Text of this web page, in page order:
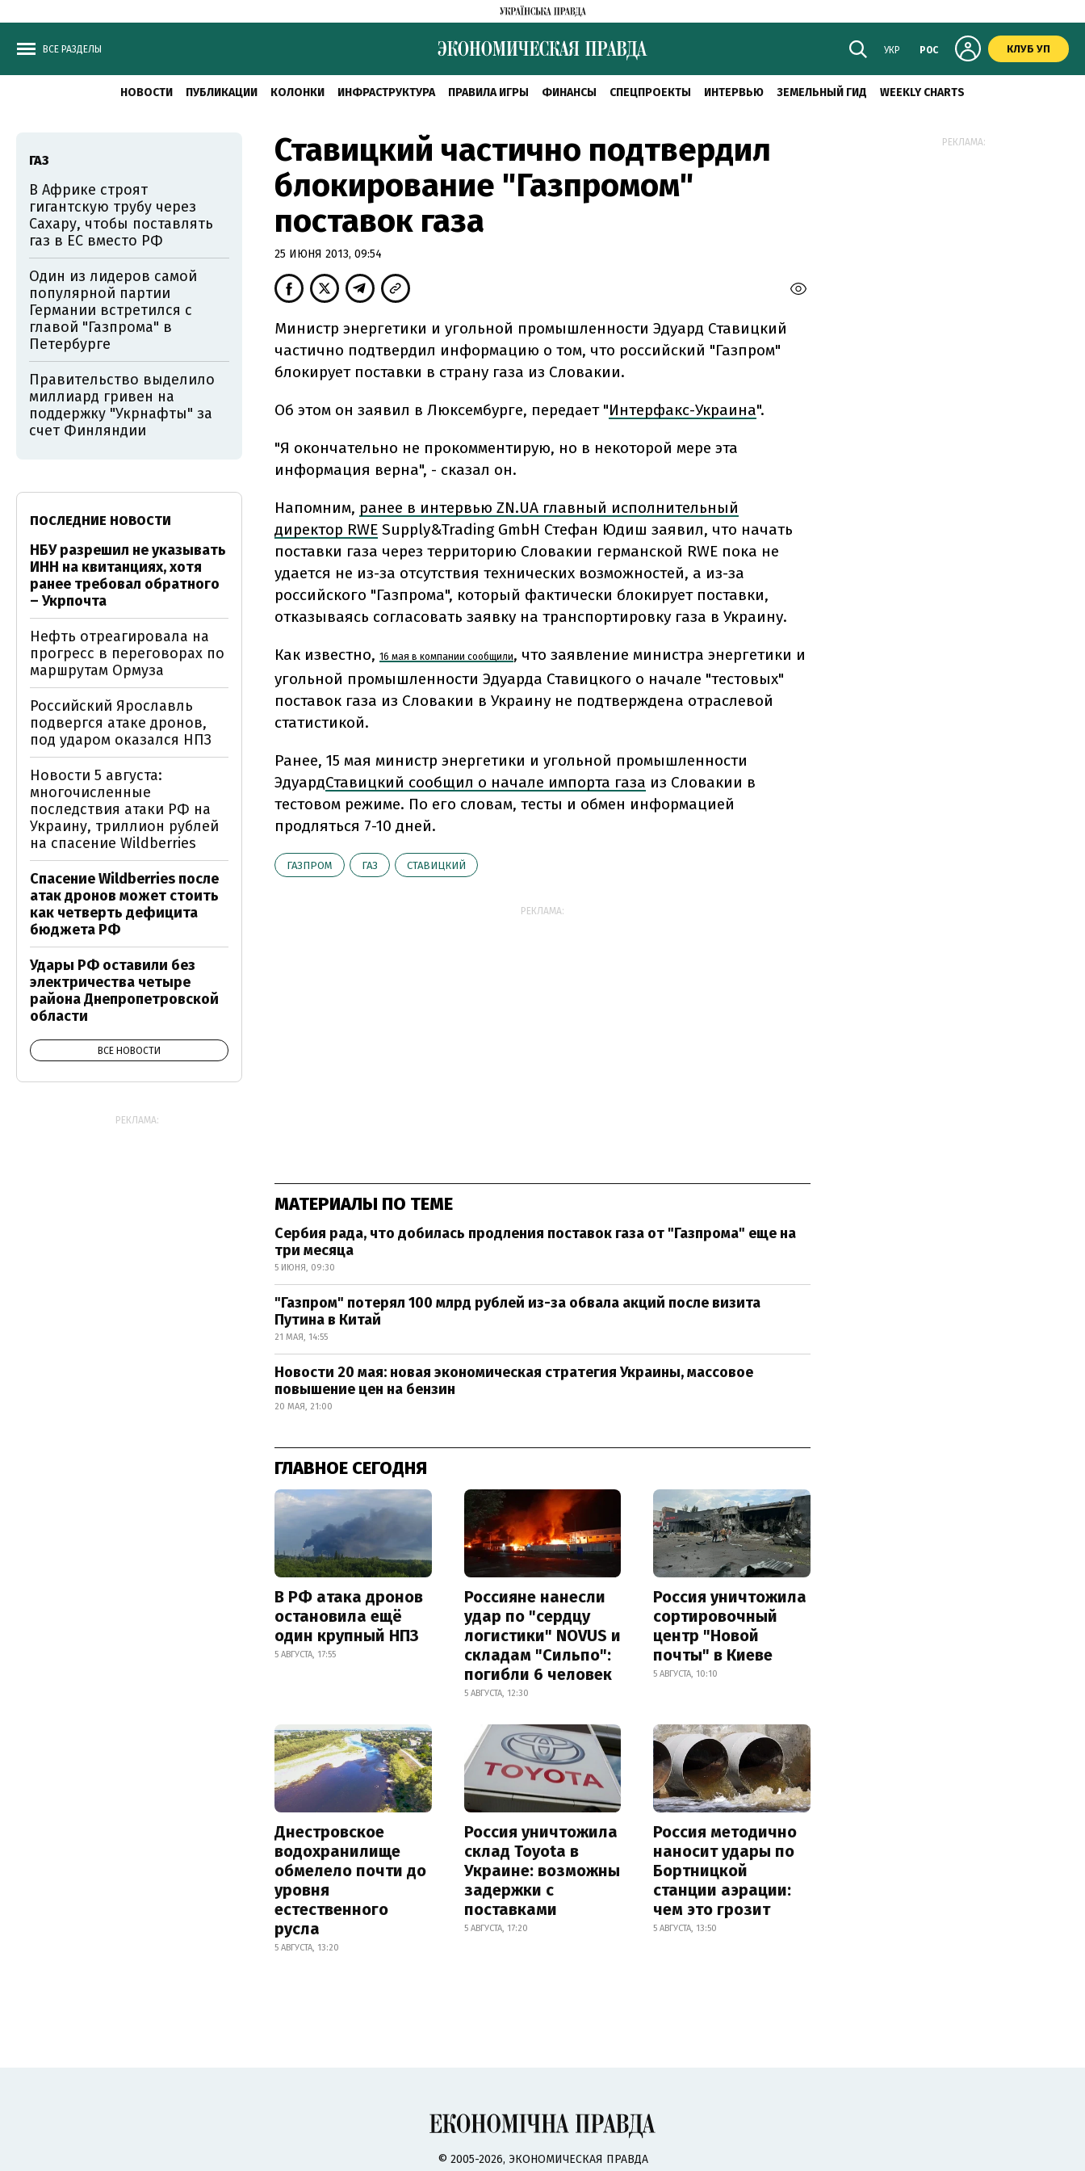
ВСЕ РАЗДЕЛЫ УКР РОС КЛУБ УП
НОВОСТИ ПУБЛИКАЦИИ КОЛОНКИ ИНФРАСТРУКТУРА ПРАВИЛА ИГРЫ ФИНАНСЫ СПЕЦПРОЕКТЫ ИНТЕРВЬЮ ЗЕМЕЛЬНЫЙ ГИД WEEKLY CHARTS
Ставицкий частично подтвердил
блокирование "Газпромом"
поставок газа
25 ИЮНЯ 2013, 09:54
Министр энергетики и угольной промышленности Эдуард Ставицкий
частично подтвердил информацию о том, что российский "Газпром"
блокирует поставки в страну газа из Словакии.
Об этом он заявил в Люксембурге, передает "Интерфакс-Украина".
"Я окончательно не прокомментирую, но в некоторой мере эта
информация верна", - сказал он.
Напомним, ранее в интервью ZN.UA главный исполнительный
директор RWE Supply&Trading GmbH Стефан Юдиш заявил, что начать
поставки газа через территорию Словакии германской RWE пока не
удается не из-за отсутствия технических возможностей, а из-за
российского "Газпрома", который фактически блокирует поставки,
отказываясь согласовать заявку на транспортировку газа в Украину.
Как известно, 16 мая в компании сообщили, что заявление министра энергетики и
угольной промышленности Эдуарда Ставицкого о начале "тестовых"
поставок газа из Словакии в Украину не подтверждена отраслевой
статистикой.
Ранее, 15 мая министр энергетики и угольной промышленности
ЭдуардСтавицкий сообщил о начале импорта газа из Словакии в
тестовом режиме. По его словам, тесты и обмен информацией
продляться 7-10 дней.
ГАЗПРОМ ГАЗ СТАВИЦКИЙ
РЕКЛАМА:
МАТЕРИАЛЫ ПО ТЕМЕ
Сербия рада, что добилась продления поставок газа от "Газпрома" еще на
три месяца
5 ИЮНЯ, 09:30
"Газпром" потерял 100 млрд рублей из-за обвала акций после визита
Путина в Китай
21 МАЯ, 14:55
Новости 20 мая: новая экономическая стратегия Украины, массовое
повышение цен на бензин
20 МАЯ, 21:00
ГЛАВНОЕ СЕГОДНЯ
В РФ атака дронов
остановила ещё
один крупный НПЗ
5 АВГУСТА, 17:55
Россияне нанесли
удар по "сердцу
логистики" NOVUS и
складам "Сильпо":
погибли 6 человек
5 АВГУСТА, 12:30
Россия уничтожила
сортировочный
центр "Новой
почты" в Киеве
5 АВГУСТА, 10:10
Днестровское
водохранилище
обмелело почти до
уровня
естественного
русла
5 АВГУСТА, 13:20
Россия уничтожила
склад Toyota в
Украине: возможны
задержки с
поставками
5 АВГУСТА, 17:20
Россия методично
наносит удары по
Бортницкой
станции аэрации:
чем это грозит
5 АВГУСТА, 13:50
ГАЗ
В Африке строят
гигантскую трубу через
Сахару, чтобы поставлять
газ в ЕС вместо РФ
Один из лидеров самой
популярной партии
Германии встретился с
главой "Газпрома" в
Петербурге
Правительство выделило
миллиард гривен на
поддержку "Укрнафты" за
счет Финляндии
ПОСЛЕДНИЕ НОВОСТИ
НБУ разрешил не указывать
ИНН на квитанциях, хотя
ранее требовал обратного
– Укрпочта
Нефть отреагировала на
прогресс в переговорах по
маршрутам Ормуза
Российский Ярославль
подвергся атаке дронов,
под ударом оказался НПЗ
Новости 5 августа:
многочисленные
последствия атаки РФ на
Украину, триллион рублей
на спасение Wildberries
Спасение Wildberries после
атак дронов может стоить
как четверть дефицита
бюджета РФ
Удары РФ оставили без
электричества четыре
района Днепропетровской
области
ВСЕ НОВОСТИ
РЕКЛАМА:
РЕКЛАМА:
© 2005-2026, ЭКОНОМИЧЕСКАЯ ПРАВДА